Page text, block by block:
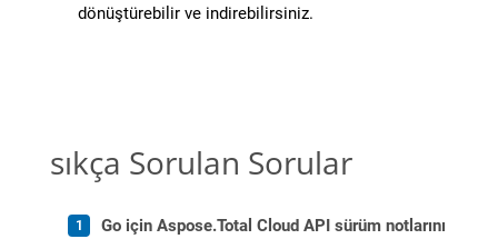
dönüştürebilir ve indirebilirsiniz.
sıkça Sorulan Sorular
Go için Aspose.Total Cloud API sürüm notlarını